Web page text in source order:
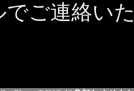
でご連絡い